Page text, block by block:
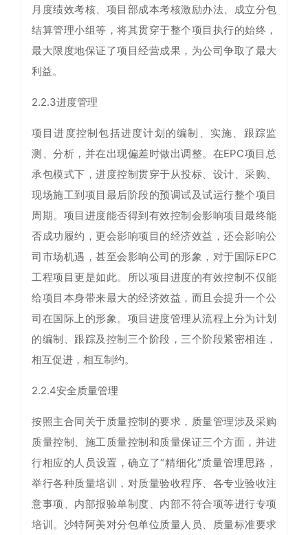
月度绩效考核、项目部成本考核激励办法、成立分包
结算管理小组等，将其贯穿于整个项目执行的始终，
最大限度地保证了项目经营成果，为公司争取了最大
利益。
2.2.3进度管理
项目进度控制包括进度计划的编制、实施、跟踪监
测、分析，并在出现偏差时做出调整。在EPC项目总
承包模式下，进度控制贯穿于从投标、设计、采购、
现场施工到项目最后阶段的预调试及试运行整个项目
周期。项目进度能否得到有效控制会影响项目最终能
否成功履约，更会影响项目的经济效益，还会影响公
司市场机遇，甚至会影响公司的形象，对于国际EPC
工程项目更是如此。所以项目进度的有效控制不仅能
给项目本身带来最大的经济效益，而且会提升一个公
司在国际上的形象。项目进度管理从流程上分为计划
的编制、跟踪及控制三个阶段，三个阶段紧密相连，
相互促进，相互制约。
2.2.4安全质量管理
按照主合同关于质量控制的要求，质量管理涉及采购
质量控制、施工质量控制和质量保证三个方面，并进
行相应的人员设置，确立了“精细化”质量管理思路，
举行各种质量培训，对质量验收程序、各专业验收注
意事项、内部报验单制度、内部不符合项等进行专项
培训。沙特阿美对分包单位质量人员、质量标准要求